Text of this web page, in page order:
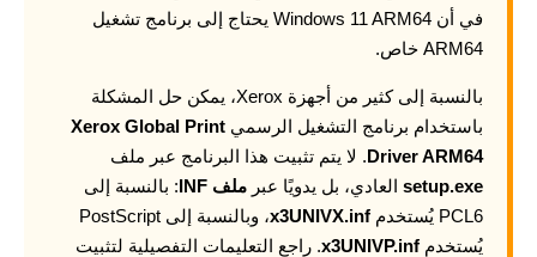
في أن Windows 11 ARM64 يحتاج إلى برنامج تشغيل
ARM64 خاص.
بالنسبة إلى كثير من أجهزة Xerox، يمكن حل المشكلة
باستخدام برنامج التشغيل الرسمي Xerox Global Print
Driver ARM64. لا يتم تثبيت هذا البرنامج عبر ملف
setup.exe العادي، بل يدويًا عبر ملف INF
: بالنسبة إلى
PCL6 يُستخدم
x3UNIVX.inf
، وبالنسبة إلى PostScript
يُستخدم x3UNIVP.inf. راجع التعليمات التفصيلية لتثبيت